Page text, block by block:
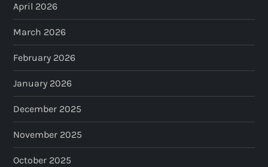
g
i
n
a
t
i
April 2026
March 2026
February 2026
January 2026
December 2025
November 2025
October 2025